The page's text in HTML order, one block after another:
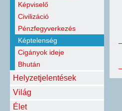
Képviselő
Civilizáció
Pénzfegyverkezés
Képtelenség
Cigányok ideje
Bhután
Helyzetjelentések
Világ
Élet